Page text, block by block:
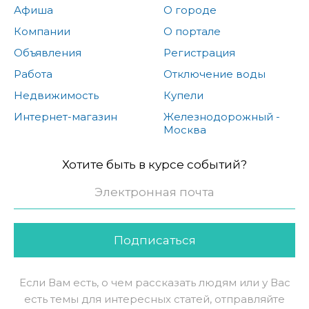
Афиша
Компании
Объявления
Работа
Недвижимость
Интернет-магазин
О городе
О портале
Регистрация
Отключение воды
Купели
Железнодорожный -
Москва
Хотите быть в курсе событий?
Подписаться
Если Вам есть, о чем рассказать людям или у Вас
есть темы для интересных статей, отправляйте